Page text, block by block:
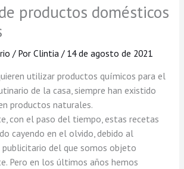
productos domésticos
/ Por Clintia / 14 de agosto de 2021
utilizar productos químicos para el
de la casa, siempre han existido
productos naturales.
con el paso del tiempo, estas recetas
cayendo en el olvido, debido al
del que somos objeto
Pero en los últimos años hemos